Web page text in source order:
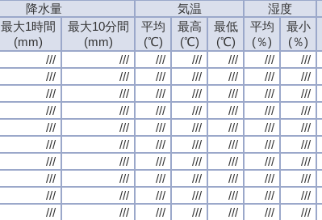
降水量 気温 湿度
最大1時間
(mm)
最大10分間
(mm)
平均
(℃)
最高
(℃)
最低
(℃)
平均
(％)
最小
(％)
/// /// /// /// /// /// ///
/// /// /// /// /// /// ///
/// /// /// /// /// /// ///
/// /// /// /// /// /// ///
/// /// /// /// /// /// ///
/// /// /// /// /// /// ///
/// /// /// /// /// /// ///
/// /// /// /// /// /// ///
/// /// /// /// /// /// ///
/// /// /// /// /// /// ///